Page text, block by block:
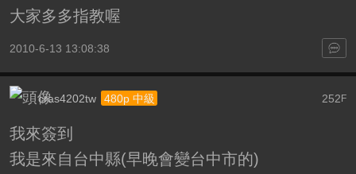
大家多多指教喔
2010-6-13 13:08:38
252 F
cras4202tw 480p 中級
我來簽到
我是來自台中縣(早晚會變台中市的)